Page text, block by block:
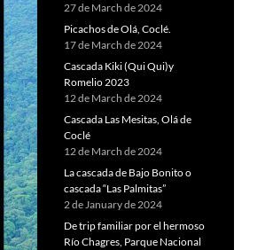
27 de March de 2024
Picachos de Olá, Coclé.
17 de March de 2024
Cascada Kiki (Qui Qui)y
Romelio 2023
12 de March de 2024
Cascada Las Mesitas, Olá de
Coclé
12 de March de 2024
La cascada de Bajo Bonito o
cascada “Las Palmitas”
2 de January de 2024
De trip familiar por el hermoso
Río Chagres, Parque Nacional